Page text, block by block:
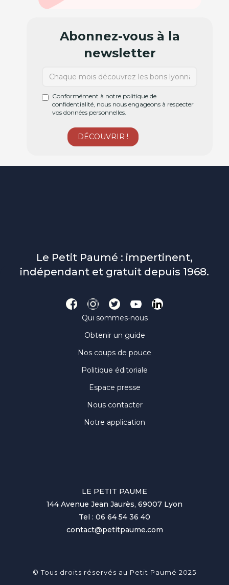
Abonnez-vous à la
newsletter
Conformément à notre politique de
confidentialité, nous nous engageons à respecter
vos données personnelles.
Le Petit Paumé : impertinent,
indépendant et gratuit depuis 1968.
Qui sommes-nous
Obtenir un guide
Nos coups de pouce
Politique éditoriale
Espace presse
Nous contacter
Notre application
LE PETIT PAUME
144 Avenue Jean Jaurès, 69007 Lyon
Tel : 06 64 54 36 40
contact@petitpaume.com
© Tous droits réservés au Petit Paumé 2025